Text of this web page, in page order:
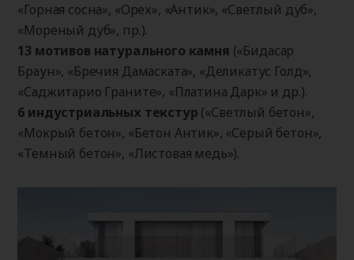
«Горная сосна», «Орех», «Антик», «Светлый дуб»,
«Мореный дуб», пр.).
13 мотивов натурального камня («Бидасар
Браун», «Бречия Дамаската», «Деликатус Голд»,
«Саджитарио Граните», «Платина Дарк» и др.).
6 индустриальных текстур («Светлый бетон»,
«Мокрый бетон», «Бетон Антик», «Серый бетон»,
«Темный бетон», «Листовая медь»).